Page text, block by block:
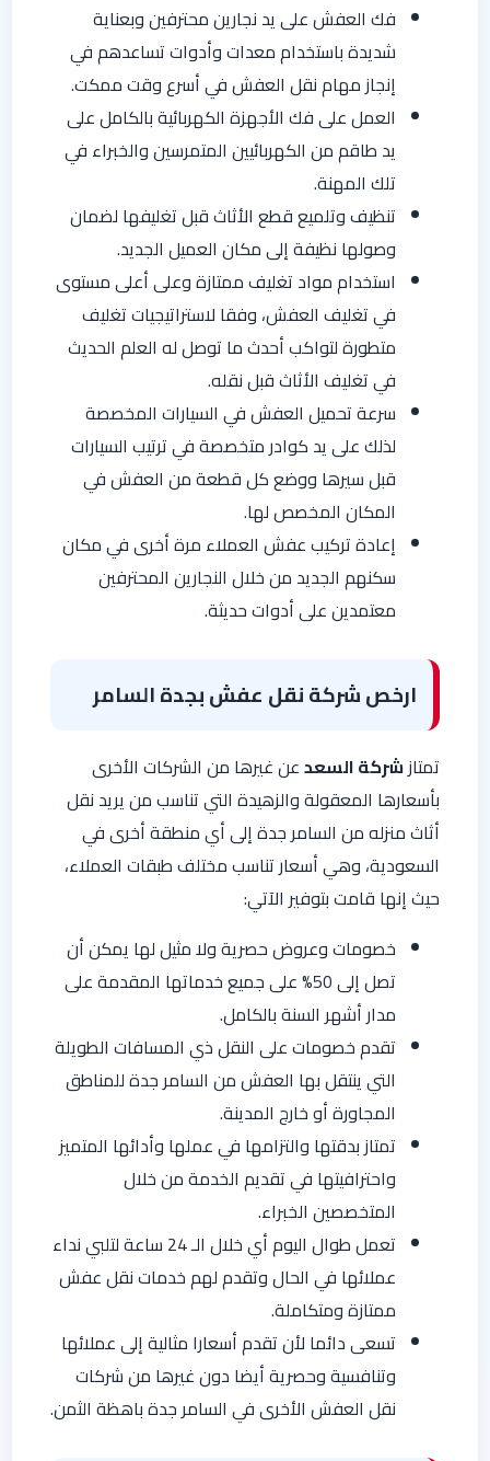
فك العفش على يد نجارين محترفين وبعناية
شديدة باستخدام معدات وأدوات تساعدهم في
إنجاز مهام نقل العفش في أسرع وقت ممكت.
العمل على فك الأجهزة الكهربائية بالكامل على
يد طاقم من الكهربائيين المتمرسين والخبراء في
تلك المهنة.
تنظيف وتلميع قطع الأثاث قبل تغليفها لضمان
وصولها نظيفة إلى مكان العميل الجديد.
استخدام مواد تغليف ممتازة وعلى أعلى مستوى
في تغليف العفش، وفقا لاستراتيجيات تغليف
متطورة لتواكب أحدث ما توصل له العلم الحديث
في تغليف الأثاث قبل نقله.
سرعة تحميل العفش في السيارات المخصصة
لذلك على يد كوادر متخصصة في ترتيب السيارات
قبل سيرها ووضع كل قطعة من العفش في
المكان المخصص لها.
إعادة تركيب عفش العملاء مرة أخرى في مكان
سكنهم الجديد من خلال النجارين المحترفين
معتمدين على أدوات حديثة.
ارخص شركة نقل عفش بجدة السامر
تمتازشركة السعدعن غيرها من الشركات الأخرى
بأسعارها المعقولة والزهيدة التي تناسب من يريد نقل
أثاث منزله من السامر جدة إلى أي منطقة أخرى في
السعودية، وهي أسعار تناسب مختلف طبقات العملاء،
حيث إنها قامت بتوفير الآتي:
خصومات وعروض حصرية ولا مثيل لها يمكن أن
تصل إلى 50% على جميع خدماتها المقدمة على
مدار أشهر السنة بالكامل.
تقدم خصومات على النقل ذي المسافات الطويلة
التي ينتقل بها العفش من السامر جدة للمناطق
المجاورة أو خارج المدينة.
تمتاز بدقتها والتزامها في عملها وأدائها المتميز
واحترافيتها في تقديم الخدمة من خلال
المتخصصين الخبراء.
تعمل طوال اليوم أي خلال الـ 24 ساعة لتلبي نداء
عملائها في الحال وتقدم لهم خدمات نقل عفش
ممتازة ومتكاملة.
تسعى دائما لأن تقدم أسعارا مثالية إلى عملائها
وتنافسية وحصرية أيضا دون غيرها من شركات
نقل العفش الأخرى في السامر جدة باهظة الثمن.